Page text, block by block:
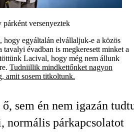
párként versenyeztek
hogy egyáltalán elvállaljuk-e a közös
tavalyi évadban is megkeresett minket a
Lacival, hogy még nem állunk
Tudniillik mindkettőnket nagyon
amit sosem titkoltunk.
ő, sem én nem igazán
normális párkapcsolatot